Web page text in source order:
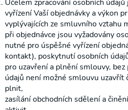
Účelem zpracování osobních údajů
vyřízení Vaší objednávky a výkon
vyplývajících ze smluvního vztahu
při objednávce jsou vyžadovány
nutné pro úspěšné vyřízení
kontakt), poskytnutí osobních
pro uzavření a plnění smlouvy,
údajů není možné smlouvu uzavřít
plnit,
zasílání obchodních sdělení a